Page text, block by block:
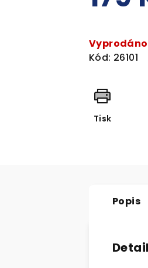
cena:
Vyprodáno
Kód: 26101
Tisk
Popis